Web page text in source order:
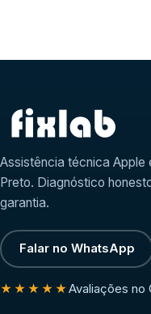
Assistência técnica Apple
Preto. Diagnóstico
garantia.
Falar no WhatsApp
★★★★★Avaliações no